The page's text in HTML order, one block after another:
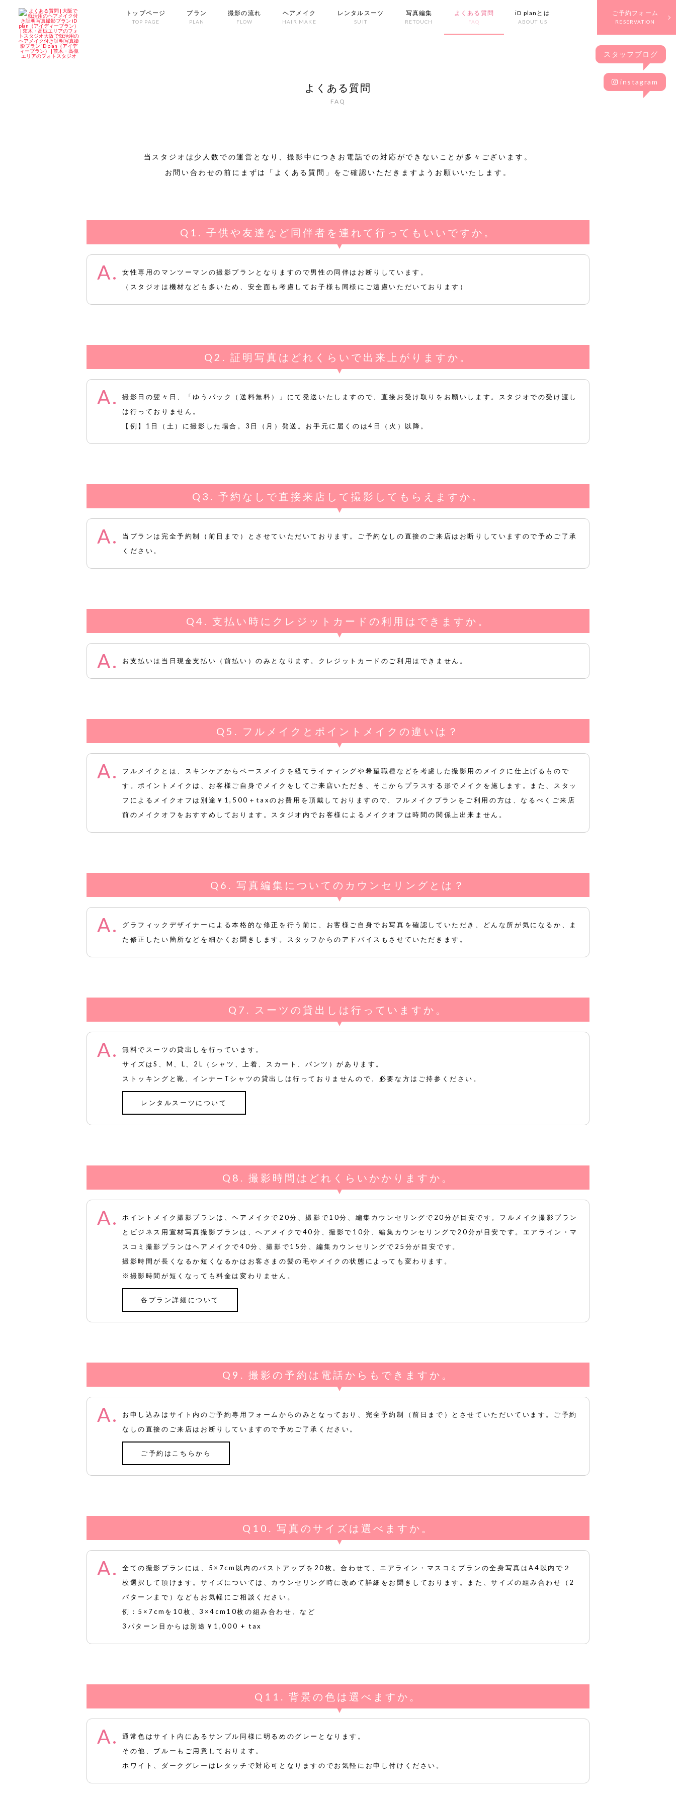
トップページ
TOP PAGE
プラン
PLAN
撮影の流れ
FLOW
ヘアメイク
HAIR MAKE
レンタルスーツ
SUIT
写真編集
RETOUCH
よくある質問
FAQ
iD planとは
ABOUT US
ご予約フォーム
RESERVATION
スタッフブログ
instagram
よくある質問
FAQ
当スタジオは少人数での運営となり、撮影中につきお電話での対応ができないことが多々ございます。
お問い合わせの前にまずは「よくある質問」をご確認いただきますようお願いいたします。
子供や友達など同伴者を連れて行ってもいいですか。
女性専用のマンツーマンの撮影プランとなりますので男性の同伴はお断りしています。
（スタジオは機材なども多いため、安全面も考慮してお子様も同様にご遠慮いただいております）
証明写真はどれくらいで出来上がりますか。
撮影日の翌々日、「ゆうパック（送料無料）」にて発送いたしますので、直接お受け取りをお願いします。スタジオでの受け渡し
は行っておりません。
【例】1日（土）に撮影した場合。3日（月）発送。お手元に届くのは4日（火）以降。
予約なしで直接来店して撮影してもらえますか。
当プランは完全予約制（前日まで）とさせていただいております。ご予約なしの直接のご来店はお断りしていますので予めご了承
ください。
支払い時にクレジットカードの利用はできますか。
お支払いは当日現金支払い（前払い）のみとなります。クレジットカードのご利用はできません。
フルメイクとポイントメイクの違いは？
フルメイクとは、スキンケアからベースメイクを経てライティングや希望職種などを考慮した撮影用のメイクに仕上げるもので
す。ポイントメイクは、お客様ご自身でメイクをしてご来店いただき、そこからプラスする形でメイクを施します。また、スタッ
フによるメイクオフは別途￥1,500＋taxのお費用を頂戴しておりますので、フルメイクプランをご利用の方は、なるべくご来店
前のメイクオフをおすすめしております。スタジオ内でお客様によるメイクオフは時間の関係上出来ません。
写真編集についてのカウンセリングとは？
グラフィックデザイナーによる本格的な修正を行う前に、お客様ご自身でお写真を確認していただき、どんな所が気になるか、ま
た修正したい箇所などを細かくお聞きします。スタッフからのアドバイスもさせていただきます。
スーツの貸出しは行っていますか。
無料でスーツの貸出しを行っています。
サイズはS、M、L、2L（シャツ、上着、スカート、パンツ）があります。
ストッキングと靴、インナーTシャツの貸出しは行っておりませんので、必要な方はご持参ください。
レンタルスーツについて
撮影時間はどれくらいかかりますか。
ポイントメイク撮影プランは、ヘアメイクで20分、撮影で10分、編集カウンセリングで20分が目安です。フルメイク撮影プラン
とビジネス用宣材写真撮影プランは、ヘアメイクで40分、撮影で10分、編集カウンセリングで20分が目安です。エアライン・マ
スコミ撮影プランはヘアメイクで40分、撮影で15分、編集カウンセリングで25分が目安です。
撮影時間が長くなるか短くなるかはお客さまの髪の毛やメイクの状態によっても変わります。
※撮影時間が短くなっても料金は変わりません。
各プラン詳細について
撮影の予約は電話からもできますか。
お申し込みはサイト内のご予約専用フォームからのみとなっており、完全予約制（前日まで）とさせていただいています。ご予約
なしの直接のご来店はお断りしていますので予めご了承ください。
ご予約はこちらから
写真のサイズは選べますか。
全ての撮影プランには、5×7cm以内のバストアップを20枚。合わせて、エアライン・マスコミプランの全身写真はA4以内で２
枚選択して頂けます。サイズについては、カウンセリング時に改めて詳細をお聞きしております。また、サイズの組み合わせ（2
パターンまで）などもお気軽にご相談ください。
例：5×7cmを10枚、3×4cm10枚の組み合わせ、など
3パターン目からは別途￥1,000 + tax
背景の色は選べますか。
通常色はサイト内にあるサンプル同様に明るめのグレーとなります。
その他、ブルーもご用意しております。
ホワイト、ダークグレーはレタッチで対応可となりますのでお気軽にお申し付けください。